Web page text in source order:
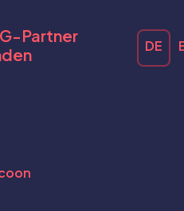
Partner
DE